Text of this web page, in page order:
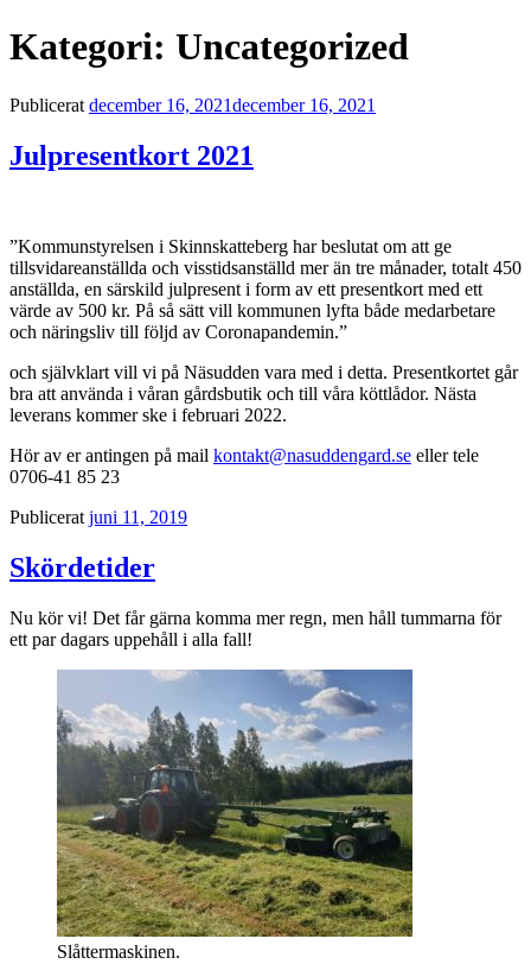
Kategori: Uncategorized
Publicerat december 16, 2021december 16, 2021
Julpresentkort 2021
”Kommunstyrelsen i Skinnskatteberg har beslutat om att ge
tillsvidareanställda och visstidsanställd mer än tre månader, totalt 450
anställda, en särskild julpresent i form av ett presentkort med ett
värde av 500 kr. På så sätt vill kommunen lyfta både medarbetare
och näringsliv till följd av Coronapandemin.”
och självklart vill vi på Näsudden vara med i detta. Presentkortet går
bra att använda i våran gårdsbutik och till våra köttlådor. Nästa
leverans kommer ske i februari 2022.
Hör av er antingen på mail kontakt@nasuddengard.se eller tele
0706-41 85 23
Publicerat juni 11, 2019
Skördetider
Nu kör vi! Det får gärna komma mer regn, men håll tummarna för
ett par dagars uppehåll i alla fall!
Slåttermaskinen.